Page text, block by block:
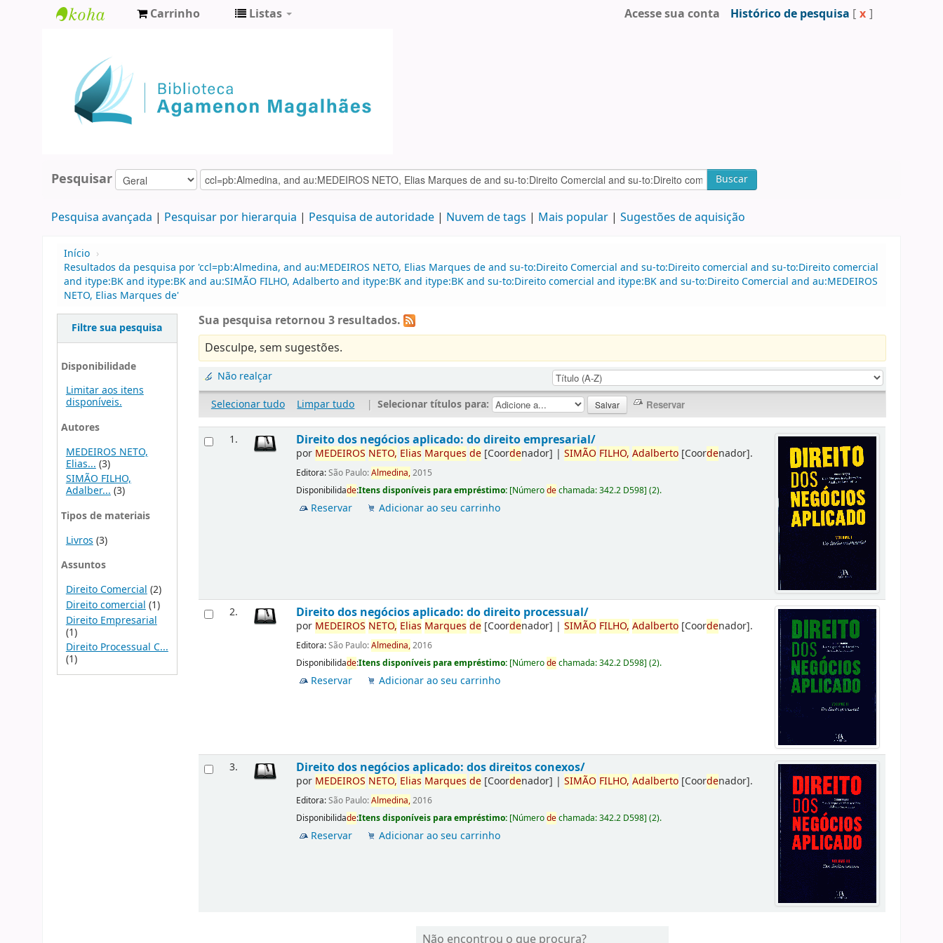
Agamenon
Magalhães
Carrinho Listas Acesse sua conta Histórico de pesquisa [ x ]
Pesquisar Buscar
Pesquisa avançada Pesquisar por hierarquia Pesquisa de autoridade Nuvem de tags Mais popular Sugestões de aquisição
Início ›
Resultados da pesquisa por 'ccl=pb:Almedina, and au:MEDEIROS NETO, Elias Marques de and su-to:Direito Comercial and su-to:Direito comercial and su-to:Direito comercial
and itype:BK and itype:BK and au:SIMÃO FILHO, Adalberto and itype:BK and itype:BK and su-to:Direito comercial and itype:BK and su-to:Direito Comercial and au:MEDEIROS
NETO, Elias Marques de'
Filtre sua pesquisa
Disponibilidade
Limitar aos itens
disponíveis.
Autores
MEDEIROS NETO,
Elias... (3)
SIMÃO FILHO,
Adalber...(3)
Tipos de materiais
Livros (3)
Assuntos
Direito Comercial (2)
Direito comercial (1)
Direito Empresarial
(1)
Direito Processual C...
(1)
Sua pesquisa retornou 3 resultados.
Desculpe, sem sugestões.
Não realçar
Selecionar tudo
Limpar tudo | Selecionar títulos para:
1. Direito dos negócios aplicado: do direito empresarial/
por MEDEIROS NETO, Elias Marques de [Coordenador] |SIMÃO FILHO, Adalberto [Coordenador].
Editora:São Paulo:Almedina,2015
Disponibilidade:Itens disponíveis para empréstimo: [Númerodechamada:342.2 D598](2).
Reservar Adicionar ao seu carrinho
2. Direito dos negócios aplicado: do direito processual/
por MEDEIROS NETO, Elias Marques de [Coordenador] |SIMÃO FILHO, Adalberto [Coordenador].
Editora:São Paulo:Almedina,2016
Disponibilidade:Itens disponíveis para empréstimo: [Númerodechamada:342.2 D598](2).
Reservar Adicionar ao seu carrinho
3. Direito dos negócios aplicado: dos direitos conexos/
por MEDEIROS NETO, Elias Marques de [Coordenador] |SIMÃO FILHO, Adalberto [Coordenador].
Editora:São Paulo:Almedina,2016
Disponibilidade:Itens disponíveis para empréstimo: [Númerodechamada:342.2 D598](2).
Reservar Adicionar ao seu carrinho